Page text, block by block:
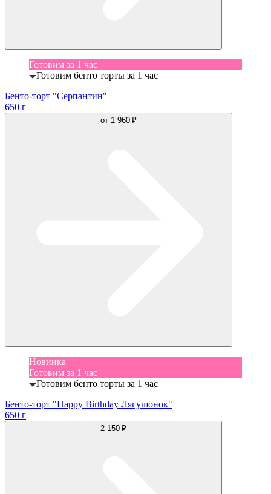
Готовим за 1 час
Готовим бенто торты за 1 час
Бенто-торт "Серпантин"
650 г
от 1 960 ₽
Новинка
Готовим за 1 час
Готовим бенто торты за 1 час
Бенто-торт "Happy Birthday Лягушонок"
650 г
2 150 ₽